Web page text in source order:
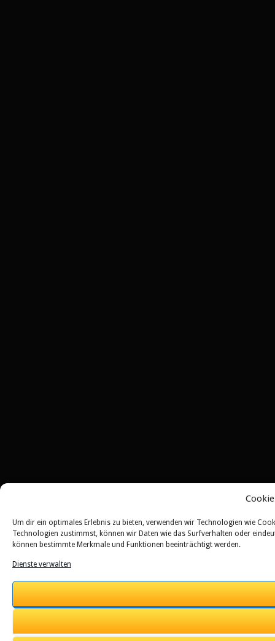
Um dir ein optimales Erlebnis zu bieten, verwenden wir Technologien wie
Technologien zustimmst, können wir Daten wie das Surfverhalten oder
können bestimmte Merkmale und Funktionen beeinträchtigt werden.
Dienste verwalten